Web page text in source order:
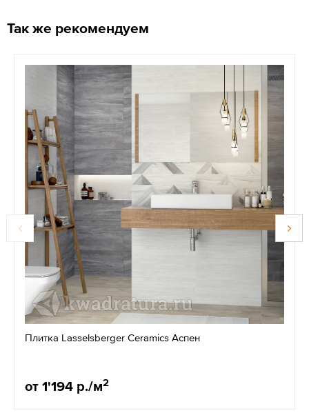
Так же рекомендуем
Плитка Lasselsberger Ceramics Аспен
от 1'194 р./м2